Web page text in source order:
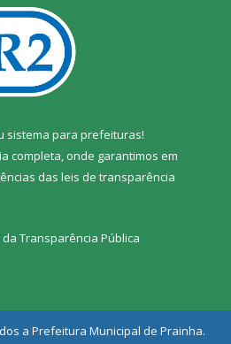
sistema para prefeituras!
completa, onde garantimos em
das leis de transparência
Transparência Pública
a Prefeitura Municipal de Prainha.